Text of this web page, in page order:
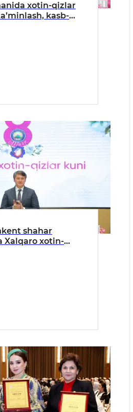
xotin-qizlar
kasb-
kelsa
bo‘lar chiroyli”
seminar-treningi
qizlar bandligini
salomatli
shahar
Xalqaro xotin-